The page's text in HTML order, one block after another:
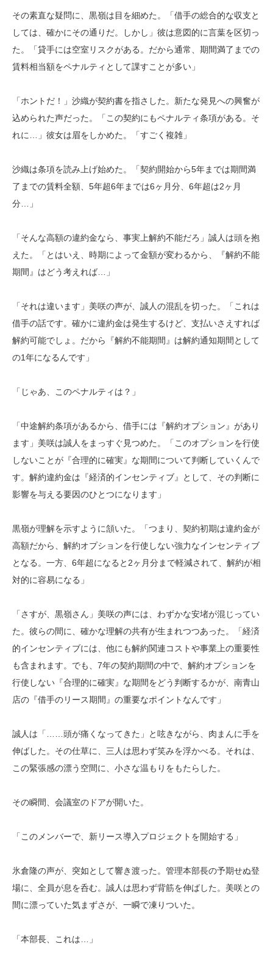
その素直な疑問に、黒嶺は目を細めた。「借手の総合的な収支と
しては、確かにその通りだ。しかし」彼は意図的に言葉を区切っ
た。「貸手には空室リスクがある。だから通常、期間満了までの
賃料相当額をペナルティとして課すことが多い」
「ホントだ！」沙織が契約書を指さした。新たな発見への興奮が
込められた声だった。「この契約にもペナルティ条項がある。そ
れに…」彼女は眉をしかめた。「すごく複雑」
沙織は条項を読み上げ始めた。「契約開始から5年までは期間満
了までの賃料全額、5年超6年までは6ヶ月分、6年超は2ヶ月
分…」
「そんな高額の違約金なら、事実上解約不能だろ」誠人は頭を抱
えた。「とはいえ、時期によって金額が変わるから、『解約不能
期間』はどう考えれば…」
「それは違います」美咲の声が、誠人の混乱を切った。「これは
借手の話です。確かに違約金は発生するけど、支払いさえすれば
解約可能でしょ。だから『解約不能期間』は解約通知期間として
の1年になるんです」
「じゃあ、このペナルティは？」
「中途解約条項があるから、借手には『解約オプション』があり
ます」美咲は誠人をまっすぐ見つめた。「このオプションを行使
しないことが『合理的に確実』な期間について判断していくんで
す。解約違約金は『経済的インセンティブ』として、その判断に
影響を与える要因のひとつになります」
黒嶺が理解を示すように頷いた。「つまり、契約初期は違約金が
高額だから、解約オプションを行使しない強力なインセンティブ
となる。一方、6年超になると2ヶ月分まで軽減されて、解約が相
対的に容易になる」
「さすが、黒嶺さん」美咲の声には、わずかな安堵が混じってい
た。彼らの間に、確かな理解の共有が生まれつつあった。「経済
的インセンティブには、他にも解約関連コストや事業上の重要性
も含まれます。でも、7年の契約期間の中で、解約オプションを
行使しない『合理的に確実』な期間をどう判断するかが、南青山
店の『借手のリース期間』の重要なポイントなんです」
誠人は「……頭が痛くなってきた」と呟きながら、肉まんに手を
伸ばした。その仕草に、三人は思わず笑みを浮かべる。それは、
この緊張感の漂う空間に、小さな温もりをもたらした。
その瞬間、会議室のドアが開いた。
「このメンバーで、新リース導入プロジェクトを開始する」
氷倉隆の声が、突如として響き渡った。管理本部長の予期せぬ登
場に、全員が息を呑む。誠人は思わず背筋を伸ばした。美咲との
間に漂っていた気まずさが、一瞬で凍りついた。
「本部長、これは…」